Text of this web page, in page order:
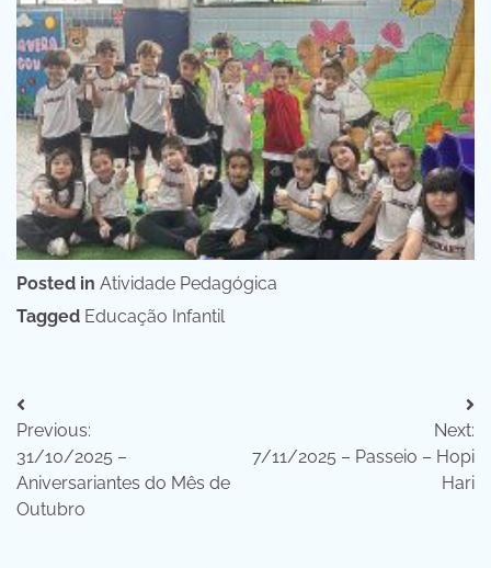
Posted in Atividade Pedagógica
Tagged Educação Infantil
Navegação
de
Post
Previous:
31/10/2025 –
Aniversariantes do Mês de
Outubro
Next:
7/11/2025 – Passeio – Hopi
Hari